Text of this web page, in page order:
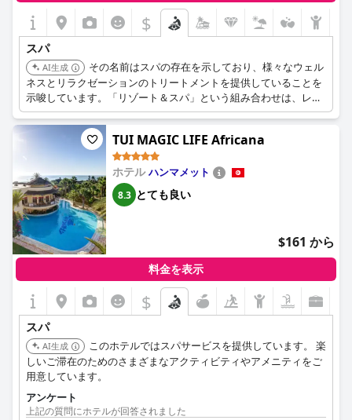
$
スパ
AI生成
その名前はスパの存在を示しており、様々なウェル
ネスとリラクゼーションのトリートメントを提供していることを
示唆しています。「リゾート＆スパ」という組み合わせは、レジ
ャーと治療の両方のアメニティに重点を置いていることを意味し
ます。
TUI MAGIC LIFE Africana
ホテルハンマメット
8.3 とても良い
$161 から
料金を表示
$
スパ
AI生成
このホテルではスパサービスを提供しています。 楽
しいご滞在のためのさまざまなアクティビティやアメニティをご
用意しています。
アンケート
上記の質問にホテルが回答されました